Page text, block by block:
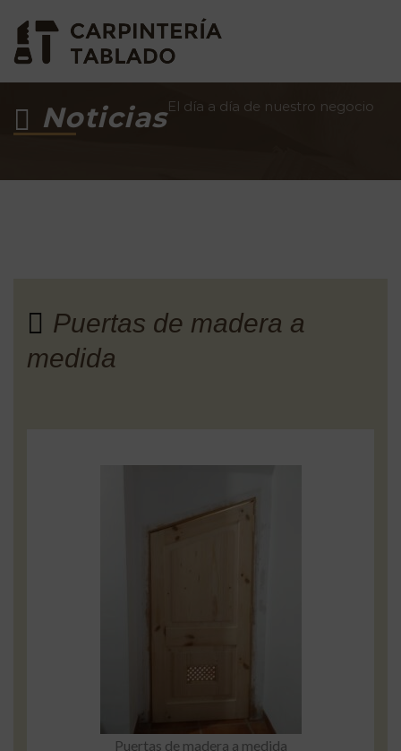
NoticiasEl día a día de nuestro negocio
Puertas de madera a
medida
Puertas de madera a medida